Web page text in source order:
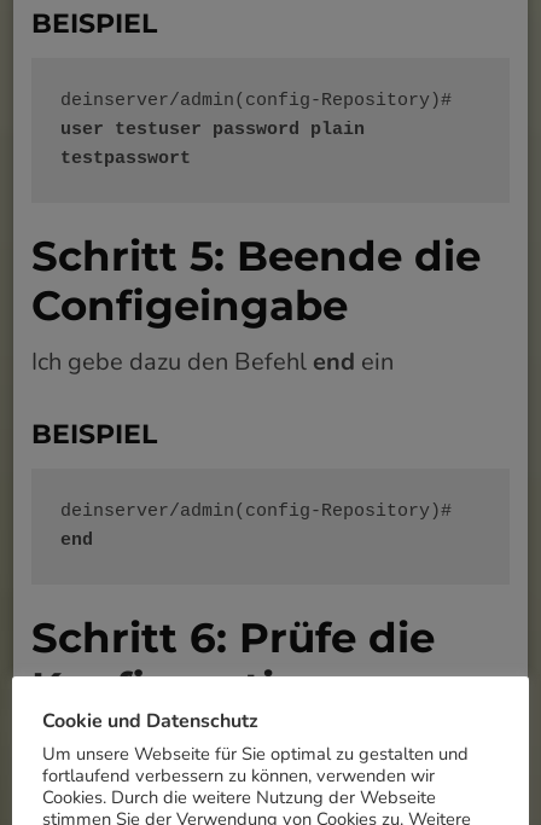
BEISPIEL
user testuser password plain
testpasswort
Schritt 5: Beende die
Configeingabe
Ich gebe dazu den Befehl end ein
BEISPIEL
end
Schritt 6: Prüfe die
Konfiguration
Jetzt bitte prüfen ob die Eingaben
übernommen wurden. Dazu kannst du den
Cookie und Datenschutz
Um unsere Webseite für Sie optimal zu gestalten und
fortlaufend verbessern zu können, verwenden wir
Cookies. Durch die weitere Nutzung der Webseite
stimmen Sie der Verwendung von Cookies zu. Weitere